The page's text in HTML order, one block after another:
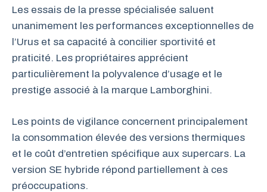
Les essais de la presse spécialisée saluent
unanimement les performances exceptionnelles de
l’Urus et sa capacité à concilier sportivité et
praticité. Les propriétaires apprécient
particulièrement la polyvalence d’usage et le
prestige associé à la marque Lamborghini.
Les points de vigilance concernent principalement
la consommation élevée des versions thermiques
et le coût d’entretien spécifique aux supercars. La
version SE hybride répond partiellement à ces
préoccupations.